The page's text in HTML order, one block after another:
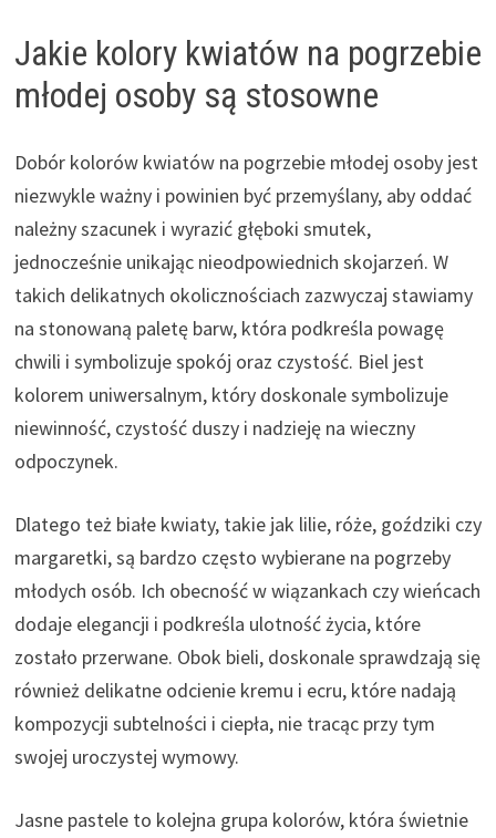
Jakie kolory kwiatów na pogrzebie
młodej osoby są stosowne
Dobór kolorów kwiatów na pogrzebie młodej osoby jest
niezwykle ważny i powinien być przemyślany, aby oddać
należny szacunek i wyrazić głęboki smutek,
jednocześnie unikając nieodpowiednich skojarzeń. W
takich delikatnych okolicznościach zazwyczaj stawiamy
na stonowaną paletę barw, która podkreśla powagę
chwili i symbolizuje spokój oraz czystość. Biel jest
kolorem uniwersalnym, który doskonale symbolizuje
niewinność, czystość duszy i nadzieję na wieczny
odpoczynek.
Dlatego też białe kwiaty, takie jak lilie, róże, goździki czy
margaretki, są bardzo często wybierane na pogrzeby
młodych osób. Ich obecność w wiązankach czy wieńcach
dodaje elegancji i podkreśla ulotność życia, które
zostało przerwane. Obok bieli, doskonale sprawdzają się
również delikatne odcienie kremu i ecru, które nadają
kompozycji subtelności i ciepła, nie tracąc przy tym
swojej uroczystej wymowy.
Jasne pastele to kolejna grupa kolorów, która świetnie